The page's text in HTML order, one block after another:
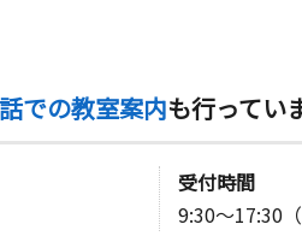
での教室案内も行ってい
受付時間
9:30～17:30